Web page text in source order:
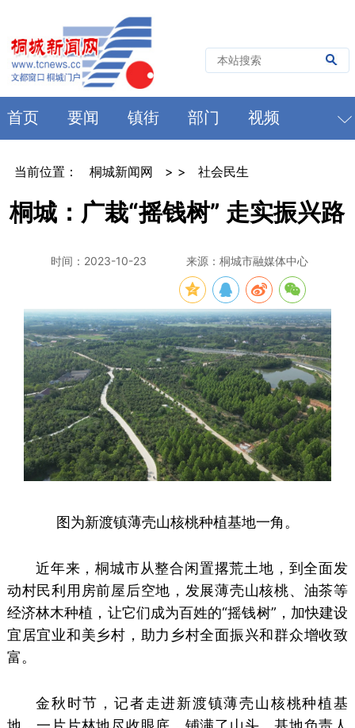
首页 要闻 镇街 部门 视频
当前位置： 桐城新闻网 > > 社会民生
桐城：广栽“摇钱树” 走实振兴路
时间：2023-10-23 来源：桐城市融媒体中心
图为新渡镇薄壳山核桃种植基地一角。
近年来，桐城市从整合闲置撂荒土地，到全面发
动村民利用房前屋后空地，发展薄壳山核桃、油茶等
经济林木种植，让它们成为百姓的“摇钱树”，加快建设
宜居宜业和美乡村，助力乡村全面振兴和群众增收致
富。
金秋时节，记者走进新渡镇薄壳山核桃种植基